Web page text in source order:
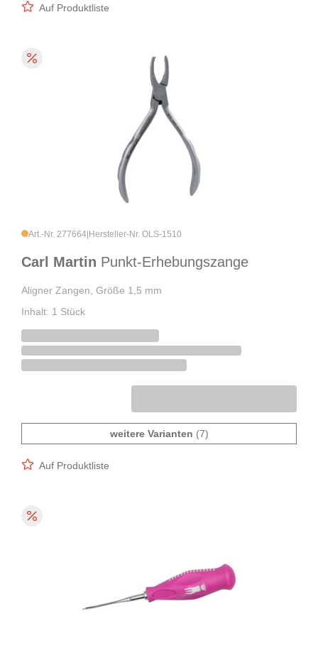
Auf Produktliste
Art.-Nr. 277664 Hersteller-Nr. OLS-1510
Carl Martin Punkt-Erhebungszange
Aligner Zangen, Größe 1,5 mm
Inhalt: 1 Stück
weitere Varianten (7)
Auf Produktliste